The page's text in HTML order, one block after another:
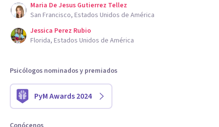
Maria De Jesus Gutierrez Tellez
San Francisco, Estados Unidos de América
Jessica Perez Rubio
Florida, Estados Unidos de América
Psicólogos nominados y premiados
PyM Awards 2024